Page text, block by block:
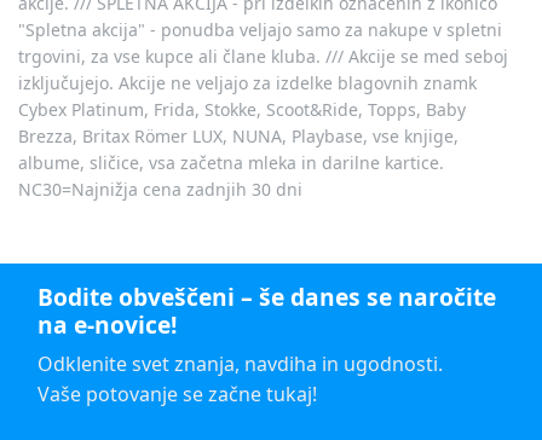
"Spletna akcija" - ponudba veljajo samo za nakupe v spletni
trgovini, za vse kupce ali člane kluba. /// Akcije se med seboj
izključujejo. Akcije ne veljajo za izdelke blagovnih znamk
Cybex Platinum, Frida, Stokke, Scoot&Ride, Topps, Baby
Brezza, Britax Römer LUX, NUNA, Playbase, vse knjige,
albume, sličice, vsa začetna mleka in darilne kartice.
NC30=Najnižja cena zadnjih 30 dni
Bodite obveščeni – še danes se naročite
na e-novice!
Odklenite svet znanja, navdiha in ugodnosti.
Vaše potovanje se začne tukaj!